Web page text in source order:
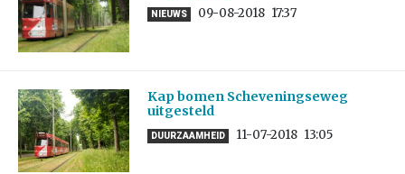
NIEUWS 09-08-2018 17:37
Kap bomen Scheveningseweg
uitgesteld
DUURZAAMHEID 11-07-2018 13:05